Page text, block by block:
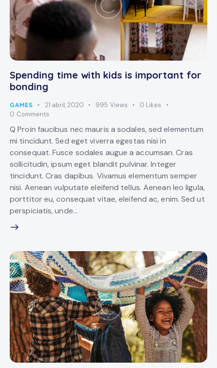
Spending time with kids is important for
bonding
GAMES 21 abril, 2020 995 Views 0 Likes
0 Comments
Q Proin faucibus nec mauris a sodales, sed elementum
mi tincidunt. Sed eget viverra egestas nisi in
consequat. Fusce sodales augue a accumsan. Cras
sollicitudin, ipsum eget blandit pulvinar. Integer
tincidunt. Cras dapibus. Vivamus elementum semper
nisi. Aenean vulputate eleifend tellus. Aenean leo ligula,
porttitor eu, consequat vitae, eleifend ac, enim. Sed ut
perspiciatis, unde…